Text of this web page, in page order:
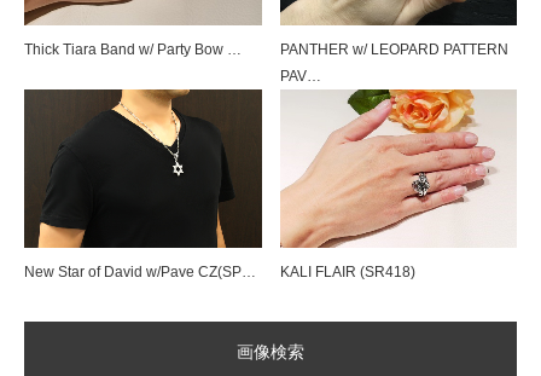
Thick Tiara Band w/ Party Bow …
PANTHER w/ LEOPARD PATTERN
PAV…
New Star of David w/Pave CZ(SP… KALI FLAIR (SR418)
画像検索
SILK CODE w/HOOK（SN-SLK01）
Tiny Pave Hoops（SE918）＆HALF TI…
Tiny Pave Hoops（SE918）